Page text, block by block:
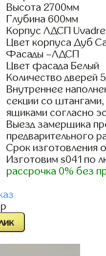
Высота 2700мм
Глубина 600мм
Корпус ЛДСП
Цвет корпуса Дуб
Фасады –ЛДСП
Цвет фасада Белый
Количество дверей
Внутреннее
секции со
ящиками согласно
Выезд замерщика
предварительного
Срок изготовления
Изготовим s041 по
рассрочка 0% без